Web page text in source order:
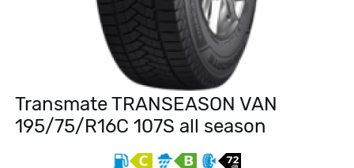
Transmate TRANSEASON VAN
195/75/R16C 107S all season